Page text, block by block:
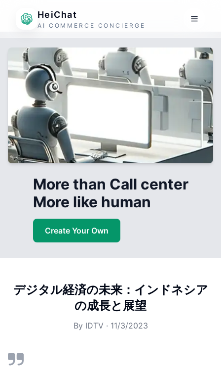
HeiChat
AI COMMERCE CONCIERGE
More than Call center
More like human
Create Your Own
デジタル経済の未来：インドネシア
の成長と展望
By IDTV· 11/3/2023